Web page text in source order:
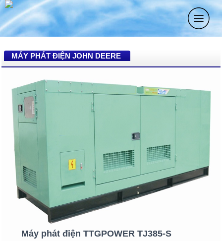
MÁY PHÁT ĐIỆN JOHN DEERE
Máy phát điện TTGPOWER TJ385-S